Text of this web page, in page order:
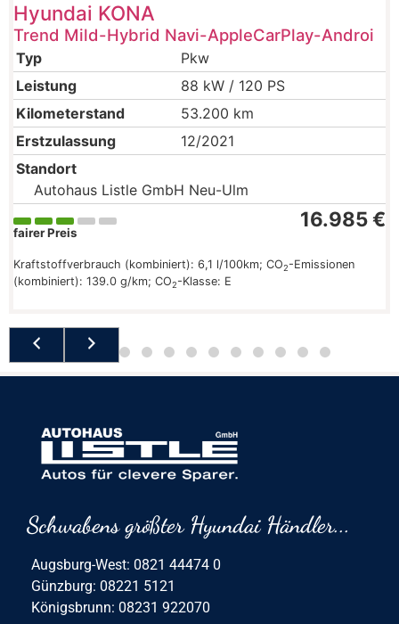
Hyundai KONA
Trend Mild-Hybrid Navi-AppleCarPlay-Androi
Typ
Pkw
Leistung
88 kW / 120 PS
Kilometerstand
53.200 km
Erstzulassung
12/2021
Standort
Autohaus Listle GmbH Neu-Ulm
16.985 €
fairer Preis
Kraftstoffverbrauch (kombiniert): 6,1 l/100km; CO2-Emissionen
(kombiniert): 139.0 g/km; CO2-Klasse: E
Schwabens größter Hyundai Händler...
Augsburg-West: 0821 44474 0
Günzburg: 08221 5121
Königsbrunn: 08231 922070